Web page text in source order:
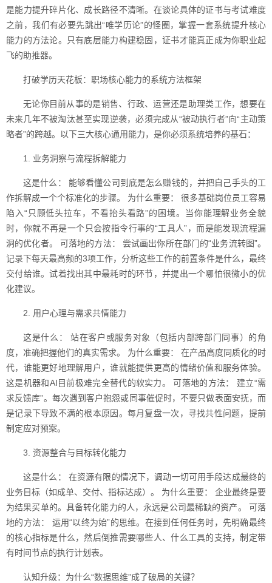
是能力提升碎片化、成长路径不清晰。在谈论具体的证书与考试难度
之前，我们有必要先跳出“唯学历论”的怪圈，掌握一套系统提升核心
能力的方法论。只有底层能力构建稳固，证书才能真正成为你职业起
飞的助推器。
打破学历天花板：职场核心能力的系统方法框架
无论你目前从事的是销售、行政、运营还是助理类工作，想要在
未来几年不被淘汰甚至实现逆袭，必须完成从“被动执行者”向“主动策
略者”的跨越。以下三大核心通用能力，是你必须系统培养的基石：
1. 业务洞察与流程拆解能力
这是什么： 能够看懂公司到底是怎么赚钱的，并把自己手头的工
作拆解成一个个标准化的步骤。 为什么重要： 很多基础岗位员工容易
陷入“只顾低头拉车，不看抬头看路”的困境。当你能理解业务全貌
时，你就不再是一个只会按指令行事的“工具人”，而是能发现流程漏
洞的优化者。 可落地的方法： 尝试画出你所在部门的“业务流转图”。
记录下每天最高频的3项工作，分析这些工作的前置条件是什么，最终
交付给谁。试着找出其中最耗时的环节，并提出一个哪怕很微小的优
化建议。
2. 用户心理与需求共情能力
这是什么： 站在客户或服务对象（包括内部跨部门同事）的角
度，准确把握他们的真实需求。 为什么重要： 在产品高度同质化的时
代，谁能更好地理解用户，谁就能提供更高的情绪价值和服务体验。
这是机器和AI目前极难完全替代的软实力。 可落地的方法： 建立“需
求反馈库”。每次遇到客户抱怨或同事催促时，不要只做表面安抚，而
是记录下导致不满的根本原因。每月复盘一次，寻找共性问题，提前
制定应对预案。
3. 资源整合与目标转化能力
这是什么： 在资源有限的情况下，调动一切可用手段达成最终的
业务目标（如成单、交付、指标达成）。 为什么重要： 企业最终是要
为结果买单的。具备转化能力的人，永远是公司最稀缺的资产。 可落
地的方法： 运用“以终为始”的思维。在接到任何任务时，先明确最终
的核心指标是什么，然后倒推需要哪些人、什么工具的支持，制定带
有时间节点的执行计划表。
认知升级：为什么“数据思维”成了破局的关键？